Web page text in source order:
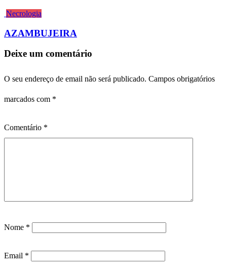
Necrologia
AZAMBUJEIRA
Deixe um comentário
O seu endereço de email não será publicado. Campos obrigatórios
marcados com *
Comentário *
Nome *
Email *